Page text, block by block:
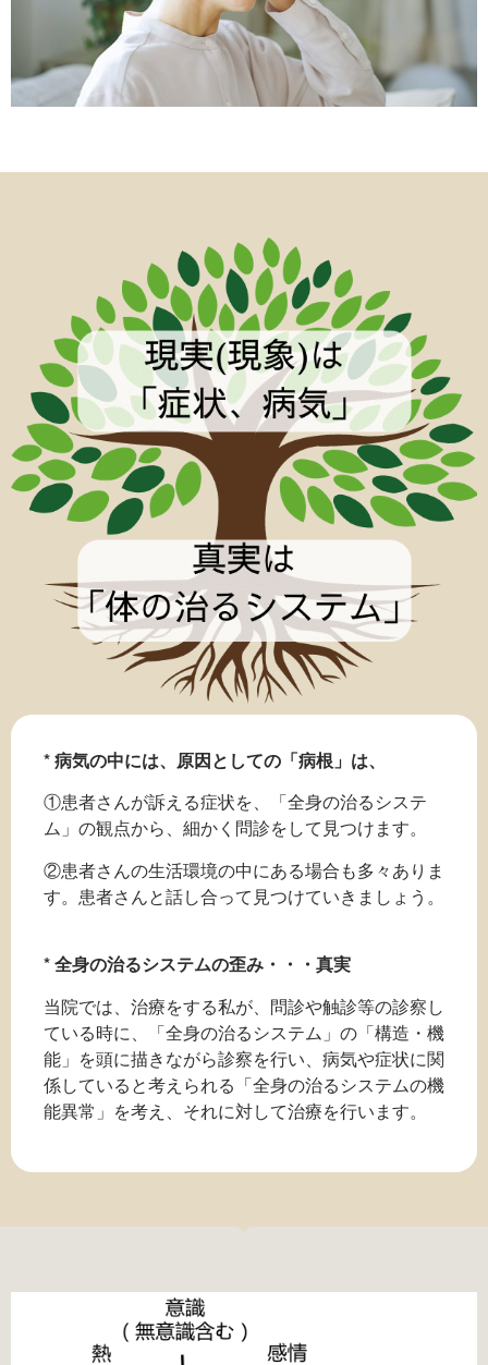
* 病気の中には、原因としての「病根」は、
①患者さんが訴える症状を、「全身の治るシステ
ム」の観点から、細かく問診をして見つけます。
②患者さんの生活環境の中にある場合も多々ありま
す。患者さんと話し合って見つけていきましょう。
* 全身の治るシステムの歪み・・・真実
当院では、治療をする私が、問診や触診等の診察し
ている時に、「全身の治るシステム」の「構造・機
能」を頭に描きながら診察を行い、病気や症状に関
係していると考えられる「全身の治るシステムの機
能異常」を考え、それに対して治療を行います。